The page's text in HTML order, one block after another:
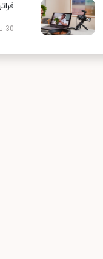
30 تیر 1405